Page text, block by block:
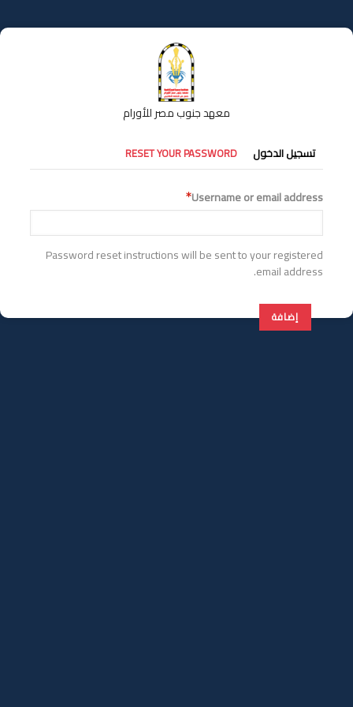
إلى
المحتوى
معهد جنوب مصر للأورام
التبويبات
الأساسية
تسجيل الدخول RESET YOUR PASSWORD
Username or email address
Password reset instructions will be sent to your registered
email address.